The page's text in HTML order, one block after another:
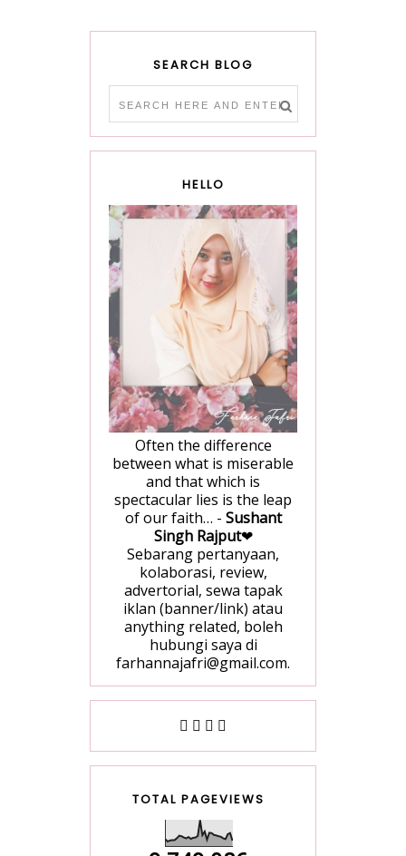
SEARCH BLOG
HELLO
Often the difference
between what is miserable
and that which is
spectacular lies is the leap
of our faith… - Sushant
Singh Rajput❤
Sebarang pertanyaan,
kolaborasi, review,
advertorial, sewa tapak
iklan (banner/link) atau
anything related, boleh
hubungi saya di
farhannajafri@gmail.com.
TOTAL PAGEVIEWS